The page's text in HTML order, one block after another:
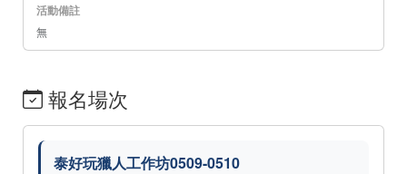
活動備註
無
報名場次
泰好玩獵人工作坊0509-0510